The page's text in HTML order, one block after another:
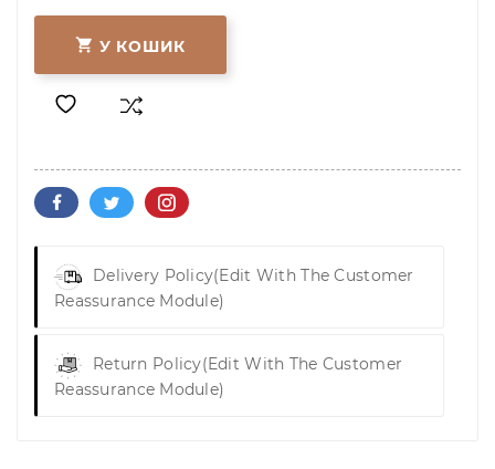
 У КОШИК
Delivery Policy(edit With The Customer
Reassurance Module)
Return Policy(edit With The Customer
Reassurance Module)